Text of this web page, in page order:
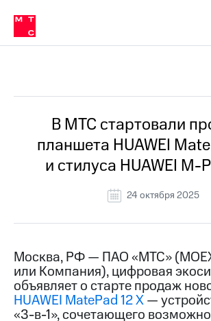
Медиа-центр
и акционерам
Устойчивое развитие
Комплаенс и деловая этика
компании
Карьера
История
компании
Руководство
информация
Контакты
Медиа-центр
Пресс-
релизы
в МТС
Пресс-
релизы
МТС
о технологиях
В МТС стартовали
планшета HUAWEI
и стилуса HUAWEI M-
24 октября 2025
Москва, РФ — ПАО «МТС»
или Компания), цифровая
объявляет о старте продаж
HUAWEI MatePad 12 X—
«3-в-1», сочетающего